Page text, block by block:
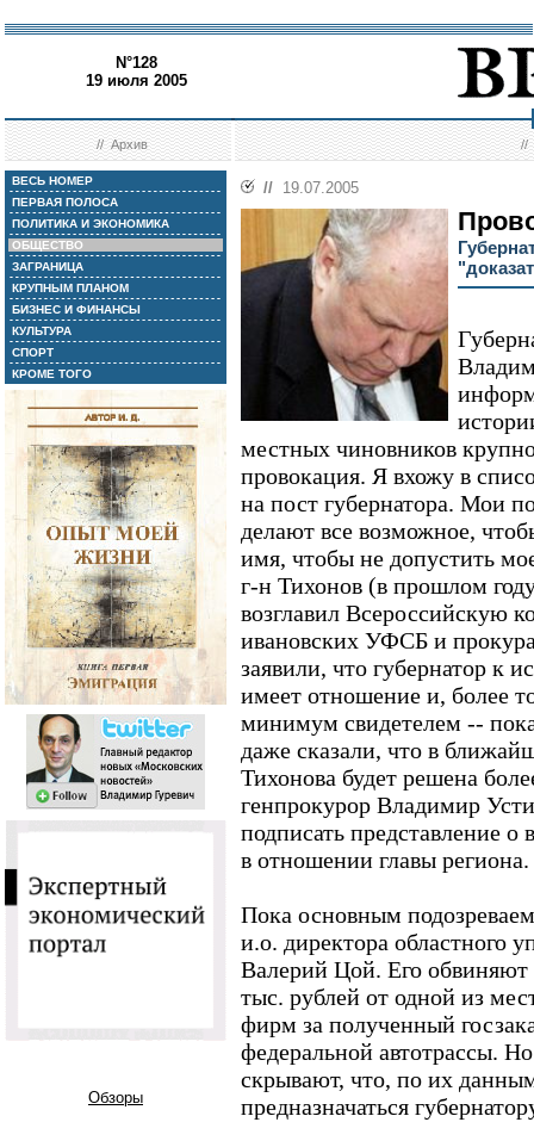
N°128
19 июля 2005
//Архив //
ВЕСЬ НОМЕР
ПЕРВАЯ ПОЛОСА
ПОЛИТИКА И ЭКОНОМИКА
ОБЩЕСТВО
ЗАГРАНИЦА
КРУПНЫМ ПЛАНОМ
БИЗНЕС И ФИНАНСЫ
КУЛЬТУРА
СПОРТ
КРОМЕ ТОГО
Обзоры
// 19.07.2005
местных чиновников
провокация. Я вхожу в
на пост губернатора. Мои
делают все возможное,
имя, чтобы не допустить
г-н Тихонов (в прошлом
возглавил Всероссийскую
ивановских УФСБ и
заявили, что губернатор к
имеет отношение и, более
минимум свидетелем --
даже сказали, что в
Тихонова будет решена
генпрокурор Владимир
подписать представление о
в отношении главы региона.
Пока основным
и.о. директора областного
Валерий Цой. Его обвиняют
тыс. рублей от одной из
фирм за полученный
федеральной автотрассы.
скрывают, что, по их
предназначаться